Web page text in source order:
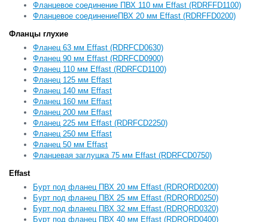
Фланцевое соединение ПВХ 110 мм Effast (RDRFFD1100)
Фланцевое соединениеПВХ 20 мм Effast (RDRFFD0200)
Фланцы глухие
Фланец 63 мм Effast (RDRFCD0630)
Фланец 90 мм Effast (RDRFCD0900)
Фланец 110 мм Effast (RDRFCD1100)
Фланец 125 мм Effast
Фланец 140 мм Effast
Фланец 160 мм Effast
Фланец 200 мм Effast
Фланец 225 мм Effast (RDRFCD2250)
Фланец 250 мм Effast
Фланец 50 мм Effast
Фланцевая заглушка 75 мм Effast (RDRFCD0750)
Effast
Бурт под фланец ПВХ 20 мм Effast (RDRQRD0200)
Бурт под фланец ПВХ 25 мм Effast (RDRQRD0250)
Бурт под фланец ПВХ 32 мм Effast (RDRQRD0320)
Бурт под фланец ПВХ 40 мм Effast (RDRQRD0400)